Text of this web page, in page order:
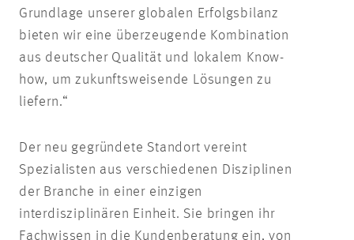
Grundlage unserer globalen Erfolgsbilanz
bieten wir eine überzeugende Kombination
aus deutscher Qualität und lokalem Know-
how, um zukunftsweisende Lösungen zu
liefern.“
Der neu gegründete Standort vereint
Spezialisten aus verschiedenen Disziplinen
der Branche in einer einzigen
interdisziplinären Einheit. Sie bringen ihr
Fachwissen in die Kundenberatung ein, von